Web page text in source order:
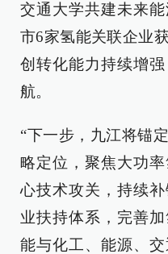
交通大学共建未来
市6家氢能关联企业
创转化能力持续增
航。
“下一步，九江将锚
略定位，聚焦大功
心技术攻关，持续
业扶持体系，完善
能与化工、能源、